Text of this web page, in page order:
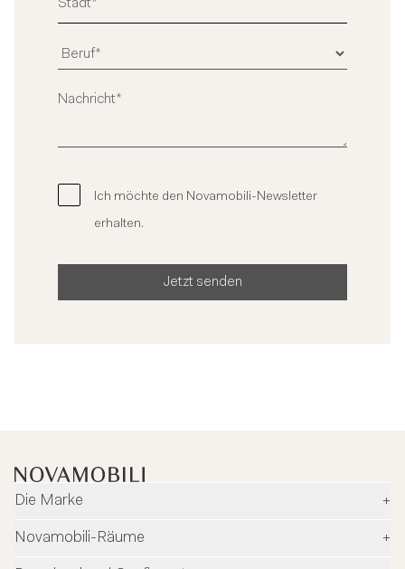
Ich möchte den Novamobili-Newsletter
erhalten.
Jetzt senden
Die Marke
+
Unternehmen
Novamobili-Räume
+